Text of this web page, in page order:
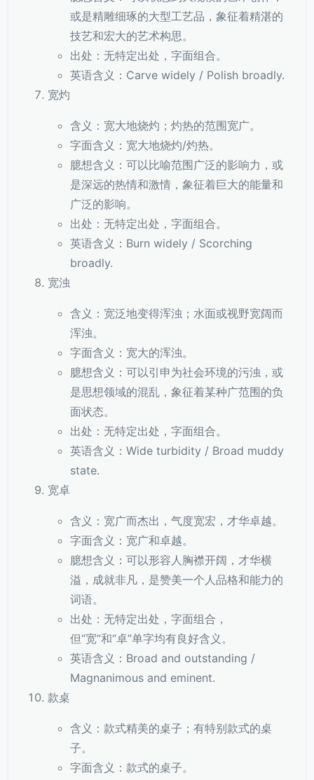
或是精雕细琢的大型工艺品，象征着精湛的
技艺和宏大的艺术构思。
出处：无特定出处，字面组合。
英语含义：Carve widely / Polish broadly.
宽灼
含义：宽大地烧灼；灼热的范围宽广。
字面含义：宽大地烧灼/灼热。
臆想含义：可以比喻范围广泛的影响力，或
是深远的热情和激情，象征着巨大的能量和
广泛的影响。
出处：无特定出处，字面组合。
英语含义：Burn widely / Scorching
broadly.
宽浊
含义：宽泛地变得浑浊；水面或视野宽阔而
浑浊。
字面含义：宽大的浑浊。
臆想含义：可以引申为社会环境的污浊，或
是思想领域的混乱，象征着某种广范围的负
面状态。
出处：无特定出处，字面组合。
英语含义：Wide turbidity / Broad muddy
state.
宽卓
含义：宽广而杰出，气度宽宏，才华卓越。
字面含义：宽广和卓越。
臆想含义：可以形容人胸襟开阔，才华横
溢，成就非凡，是赞美一个人品格和能力的
词语。
出处：无特定出处，字面组合，
但“宽”和“卓”单字均有良好含义。
英语含义：Broad and outstanding /
Magnanimous and eminent.
款桌
含义：款式精美的桌子；有特别款式的桌
子。
字面含义：款式的桌子。